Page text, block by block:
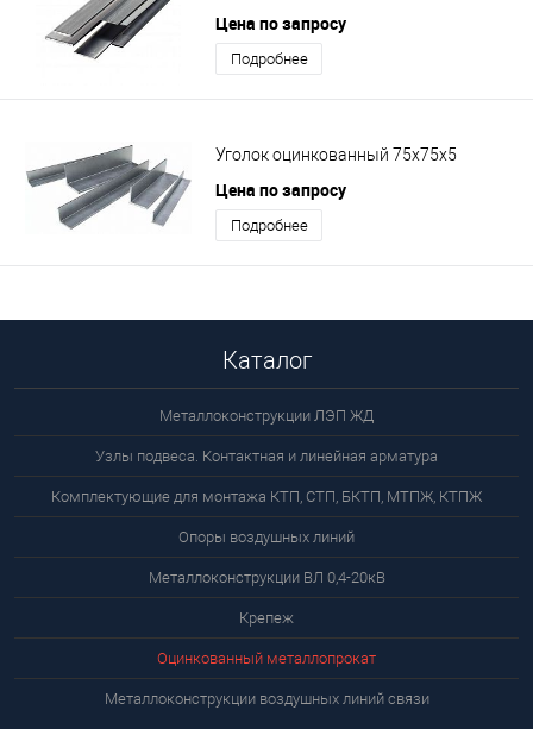
Цена по запросу
Подробнее
Уголок оцинкованный 75х75х5
Цена по запросу
Подробнее
Каталог
Металлоконструкции ЛЭП ЖД
Узлы подвеса. Контактная и линейная арматура
Комплектующие для монтажа КТП, СТП, БКТП, МТПЖ, КТПЖ
Опоры воздушных линий
Металлоконструкции ВЛ 0,4-20кВ
Крепеж
Оцинкованный металлопрокат
Металлоконструкции воздушных линий связи